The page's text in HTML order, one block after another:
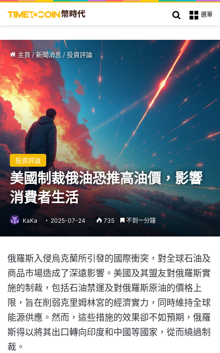
選單
搜索
主頁 /新聞消息 /投資評論
投資評論
美國制裁俄油恐推高油價，影響
消費者生活
KaKa 2025-07-24 735 不到一分鐘
俄羅斯入侵烏克蘭所引發的國際衝突，對全球石油及
商品市場造成了深遠影響。美國及其盟友對俄羅斯實
施的制裁，包括石油禁運及對俄羅斯原油的價格上
限，旨在削弱克里姆林宮的經濟實力，同時維持全球
能源供應。然而，這些措施的效果卻不如預期，俄羅
斯得以將其出口轉向印度和中國等國家，從而繞過制
裁。